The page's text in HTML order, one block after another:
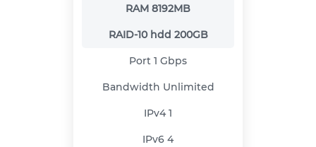
RAM 8192MB
RAID-10 hdd 200GB
Port 1 Gbps
Bandwidth Unlimited
IPv41
IPv6 4